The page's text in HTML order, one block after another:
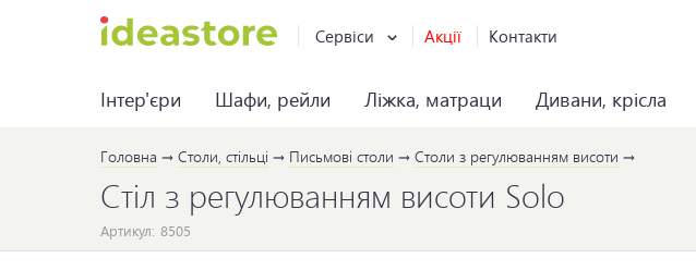
Сервіси Акції Контакти
Інтер'єри Шафи, рейли Ліжка, матраци Дивани, крісла
Головна Столи, стільці Письмові столи Столи з регулюванням висоти
Стіл з регулюванням висоти Solo
Артикул: 8505